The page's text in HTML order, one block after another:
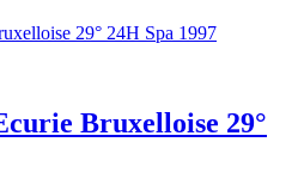
Bruxelloise 29°